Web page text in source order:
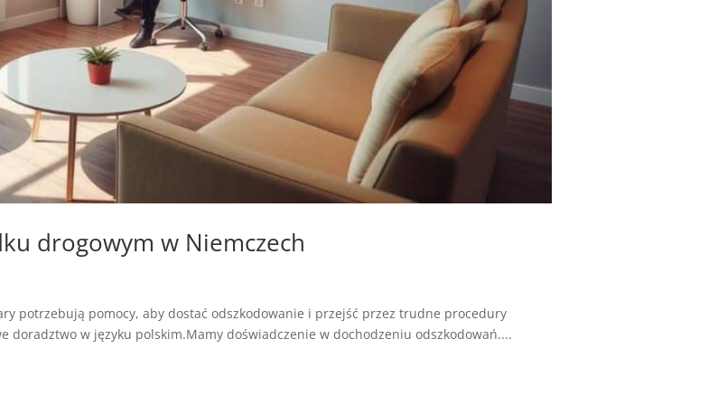
drogowym w Niemczech
potrzebują pomocy, aby dostać odszkodowanie i przejść przez trudne procedury
doradztwo w języku polskim.Mamy doświadczenie w dochodzeniu odszkodowań....